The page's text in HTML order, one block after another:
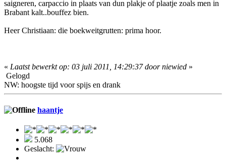
saigneren, carpaccio in plaats van dun plakje of plaatje zoals men in
Brabant kalt..bouffez bien.
Heer Christiaan: die boekweitgrutten: prima hoor.
« Laatst bewerkt op: 03 juli 2011, 14:29:37 door niewied »
Gelogd
NW: hoogste tijd voor spijs en drank
haantje
5.068
Geslacht: